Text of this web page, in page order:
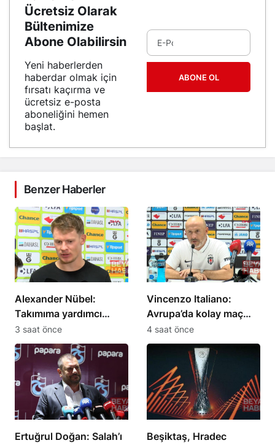
Ücretsiz Olarak
Bültenimize
Abone Olabilirsin
Yeni haberlerden
haberdar olmak için
fırsatı kaçırma ve
ücretsiz e-posta
aboneliğini hemen
başlat.
ABONE OL
Benzer Haberler
Alexander Nübel:
Takımıma yardımcı
olmak için elimden
geleni yapacağım
3 saat önce
Vincenzo Italiano:
Avrupa’da kolay maç
olmadığını gördük
4 saat önce
Ertuğrul Doğan: Salah’ı
Beşiktaş, Hradec